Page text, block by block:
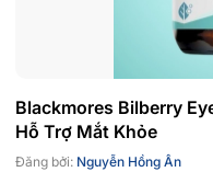
Blackmores Bilberry
Hỗ Trợ Mắt Khỏe
Đăng bởi: Nguyễn Hồng Ân